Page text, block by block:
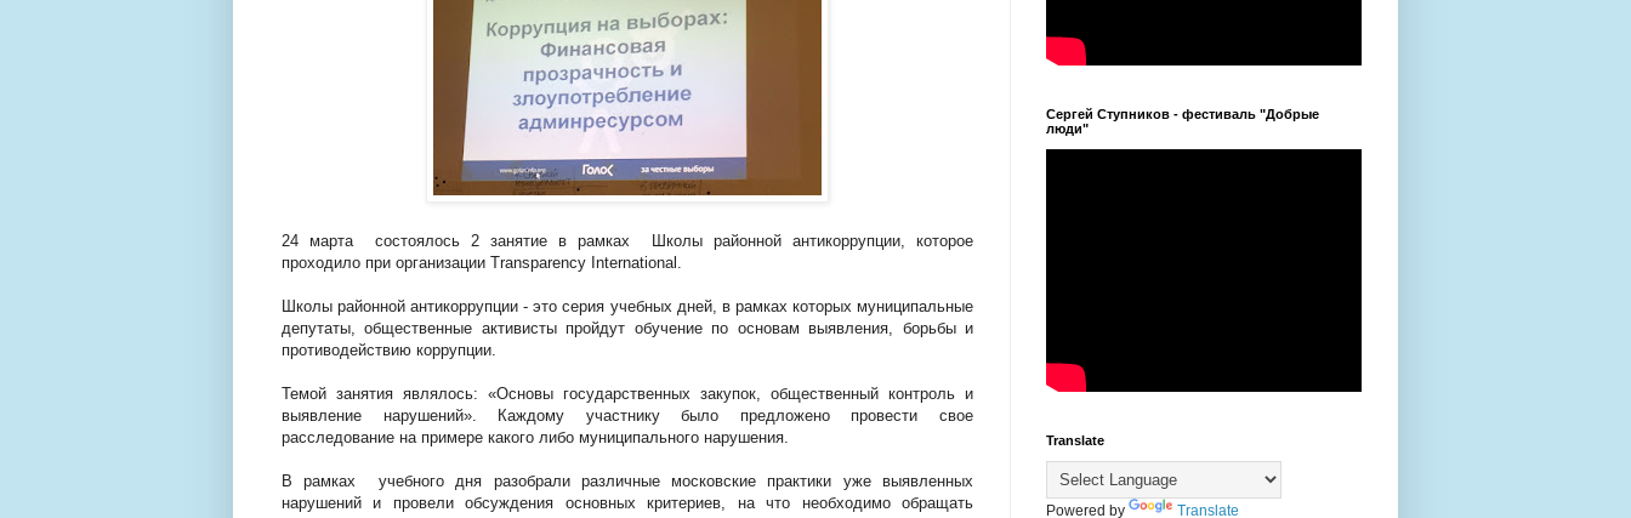
24 марта состоялось 2 занятие в рамках Школы районной антикоррупции, которое
проходило при организации Transpаrenсy International.
Школы районной антикоррупции - это серия учебных дней, в рамках которых муниципальные
депутаты, общественные активисты пройдут обучение по основам выявления, борьбы и
противодействию коррупции.
Темой занятия являлось: «Основы государственных закупок, общественный контроль и
выявление нарушений». Каждому участнику было предложено провести свое
расследование на примере какого либо муниципального нарушения.
В рамках учебного дня разобрали различные московские практики уже выявленных
нарушений и провели обсуждения основных критериев, на что необходимо обращать
Сергей Ступников - фестиваль "Добрые
люди"
Translate
Powered by Translate